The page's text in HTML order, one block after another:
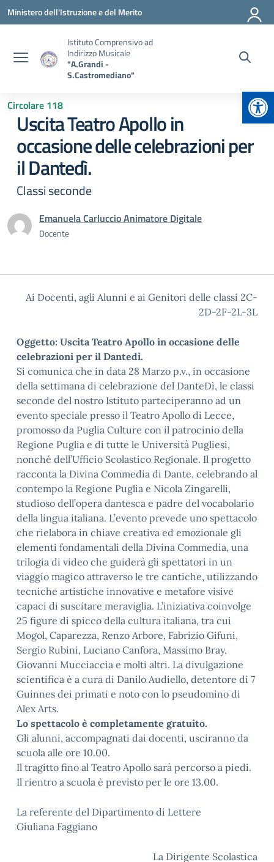
Vai ai contenuti
Vai al menu di navigazione
Vai al footer
Ministero dell'Istruzione e del Merito
Istituto Comprensivo ad
Indirizzo Musicale
"A.Grandi -
S.Castromediano"
Circolare 118
Uscita Teatro Apollo in
occasione delle celebrazioni per
il Dantedì.
Classi seconde
Emanuela Carluccio Animatore Digitale
Docente
Ai Docenti, agli Alunni e ai Genitori delle classi 2C-
2D-2F-2L-3L
Oggetto: Uscita Teatro Apollo in occasione delle
celebrazioni per il Dantedì.
Si comunica che in data 28 Marzo p.v., in occasione
della settimana di celebrazione del DanteDì, le classi
seconde del nostro Istituto parteciperanno ad un
evento speciale presso il Teatro Apollo di Lecce,
promosso da Puglia Culture con il patrocinio della
Regione Puglia e di tutte le Università Pugliesi,
nonché dell’Ufficio Scolastico Regionale. Il progetto
racconta la Divina Commedia di Dante, celebrando al
contempo la Regione Puglia e Nicola Zingarelli,
studioso dell’opera dantesca e padre del vocabolario
della lingua italiana. L’evento prevede uno spettacolo
che rielabora in chiave creativa ed emozionale gli
elementi fondamentali della Divina Commedia, una
trilogia di video che guiderà gli spettatori in un
viaggio magico attraverso le tre cantiche, utilizzando
tecniche artistiche innovative e metafore visive
capaci di suscitare meraviglia. L’iniziativa coinvolge
25 figure di spicco della cultura italiana, tra cui
Mogol, Caparezza, Renzo Arbore, Fabrizio Gifuni,
Sergio Rubini, Luciano Canfora, Massimo Bray,
Giovanni Mucciaccia e molti altri. La divulgazione
scientifica è a cura di Danilo Audiello, detentore di 7
Guinnes dei primati e noto con lo pseudomino di
Alex Arts.
Lo spettacolo è completamente gratuito.
Gli alunni, accompagnati dai docenti, usciranno da
scuola alle ore 10.00.
Il tragitto fino al Teatro Apollo sarà percorso a piedi.
Il rientro a scuola è previsto per le ore 13.00.
La referente del Dipartimento di Lettere
Giuliana Faggiano
La Dirigente Scolastica